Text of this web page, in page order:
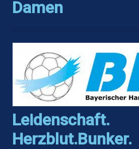
Damen
Leidenschaft.
Herzblut.Bunker.